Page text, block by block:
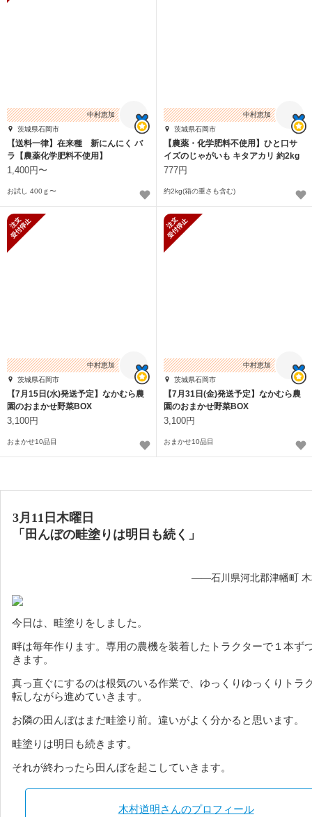
中村恵加
茨城県石岡市
【送料一律】在来種 新にんにく バ
ラ【農薬化学肥料不使用】
1,400円〜
お試し 400ｇ〜
中村恵加
茨城県石岡市
【農薬・化学肥料不使用】ひと口サ
イズのじゃがいも キタアカリ 約2kg
777円
約2kg(箱の重さも含む)
中村恵加
茨城県石岡市
【7月15日(水)発送予定】なかむら農
園のおまかせ野菜BOX
3,100円
おまかせ10品目
中村恵加
茨城県石岡市
【7月31日(金)発送予定】なかむら農
園のおまかせ野菜BOX
3,100円
おまかせ10品目
3月11日木曜日
「田んぼの畦塗りは明日も続く」
——石川県河北郡津幡町 木
今日は、畦塗りをしました。
畔は毎年作ります。 専用の農機を装着したトラクターで１本ず
きます。
真っ直ぐにするのは根気のいる作業で、ゆっくりゆっくりトラ
転しながら進めていきます。
お隣の田んぼはまだ畦塗り前。違いがよく分かると思います。
畦塗りは明日も続きます。
それが終わったら田んぼを起こしていきます。
木村道明さんのプロフィール